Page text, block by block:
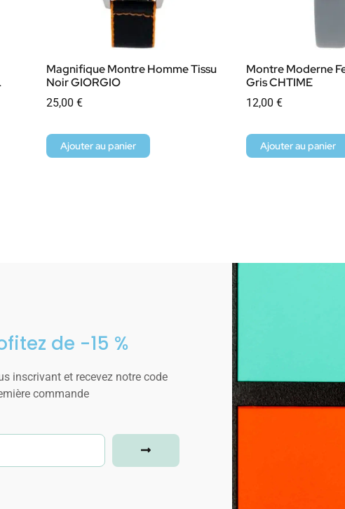
Magnifique Montre Homme Tissu
Noir GIORGIO
25,00 €
Ajouter au panier
Montre Moderne
Gris CHTIME
12,00 €
Ajouter au panier
de -15 %
inscrivant et recevez notre code
commande